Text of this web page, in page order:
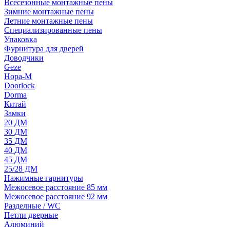
Всесезонные монтажные пены
Зимние монтажные пены
Летние монтажные пены
Специализированные пены
Упаковка
Фурнитура для дверей
Доводчики
Geze
Нора-М
Doorlock
Dorma
Китай
Замки
20 ДМ
30 ДМ
35 ДМ
40 ДМ
45 ДМ
25/28 ДМ
Нажимные гарнитуры
Межосевое расстояние 85 мм
Межосевое расстояние 92 мм
Разделные / WC
Петли дверные
Алюминий